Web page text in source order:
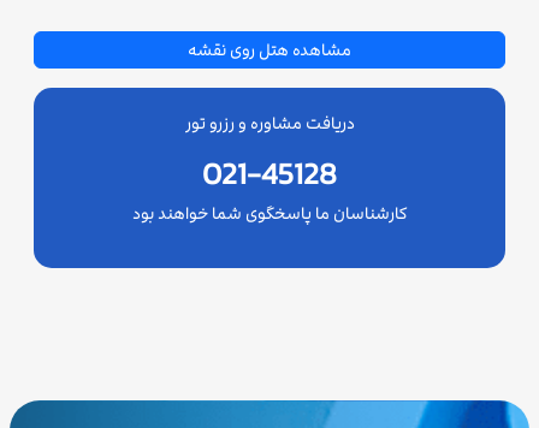
مشاهده هتل روی نقشه
دریافت مشاوره و رزرو تور
021-45128
کارشناسان ما پاسخگوی شما خواهند بود